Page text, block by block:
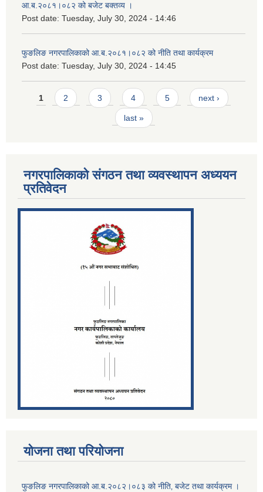
आ.ब.२०८१।०८२ को बजेट बक्तव्य ।
Post date: Tuesday, July 30, 2024 - 14:46
फुङलिङ नगरपालिकाको आ.ब.२०८१।०८२ को नीति तथा कार्यक्रम
Post date: Tuesday, July 30, 2024 - 14:45
Pages
1 2 3 4 5 next ›
last »
नगरपालिकाको संगठन तथा व्यवस्थापन अध्ययन
प्रतिवेदन
योजना तथा परियोजना
फुङलिङ नगरपालिकाको आ.ब.२०८२।०८३ को नीति‚ बजेट तथा कार्यक्रम ।